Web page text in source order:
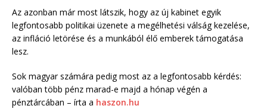
Az azonban már most látszik, hogy az új kabinet egyik
legfontosabb politikai üzenete a megélhetési válság kezelése,
az infláció letörése és a munkából élő emberek támogatása
lesz.
Sok magyar számára pedig most az a legfontosabb kérdés:
valóban több pénz marad-e majd a hónap végén a
pénztárcában – írta a haszon.hu